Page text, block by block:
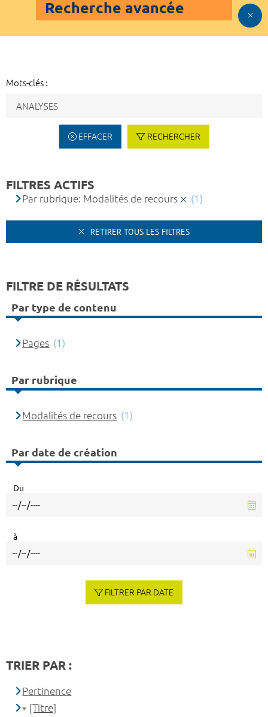
Recherche avancée
Mots-clés :
EFFACER RECHERCHER
FILTRES ACTIFS
Par rubrique: Modalités de recours (1)
RETIRER TOUS LES FILTRES
FILTRE DE RÉSULTATS
Par type de contenu
Pages (1)
Par rubrique
Modalités de recours (1)
Par date de création
Du
à
FILTRER PAR DATE
TRIER PAR :
Pertinence
[Titre]